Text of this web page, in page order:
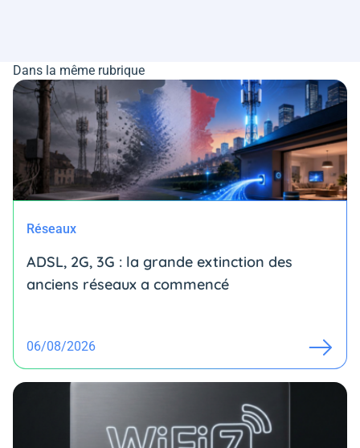
Dans la même rubrique
Réseaux
ADSL, 2G, 3G : la grande extinction des
anciens réseaux a commencé
06/08/2026